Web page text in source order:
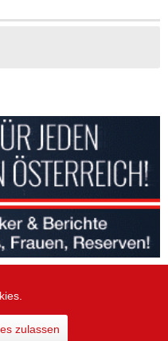
zulassen